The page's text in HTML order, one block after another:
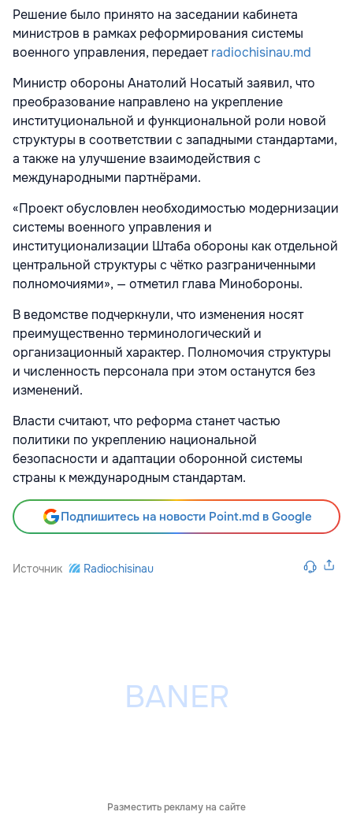
Решение было принято на заседании кабинета
министров в рамках реформирования системы
военного управления, передаетradiochisinau.md
Министр обороны Анатолий Носатый заявил, что
преобразование направлено на укрепление
институциональной и функциональной роли новой
структуры в соответствии с западными стандартами,
а также на улучшение взаимодействия с
международными партнёрами.
«Проект обусловлен необходимостью модернизации
системы военного управления и
институционализации Штаба обороны как отдельной
центральной структуры с чётко разграниченными
полномочиями», — отметил глава Минобороны.
В ведомстве подчеркнули, что изменения носят
преимущественно терминологический и
организационный характер. Полномочия структуры
и численность персонала при этом останутся без
изменений.
Власти считают, что реформа станет частью
политики по укреплению национальной
безопасности и адаптации оборонной системы
страны к международным стандартам.
Подпишитесь на новости Point.md в Google
Источник Radiochisinau
Разместить рекламу на сайте